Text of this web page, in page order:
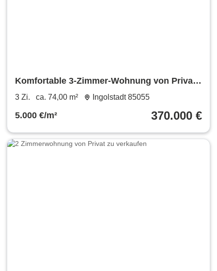
Komfortable 3-Zimmer-Wohnung von Privat
in IngolstadtEtting
3 Zi. ca. 74,00 m² Ingolstadt 85055
5.000 €/m² 370.000 €